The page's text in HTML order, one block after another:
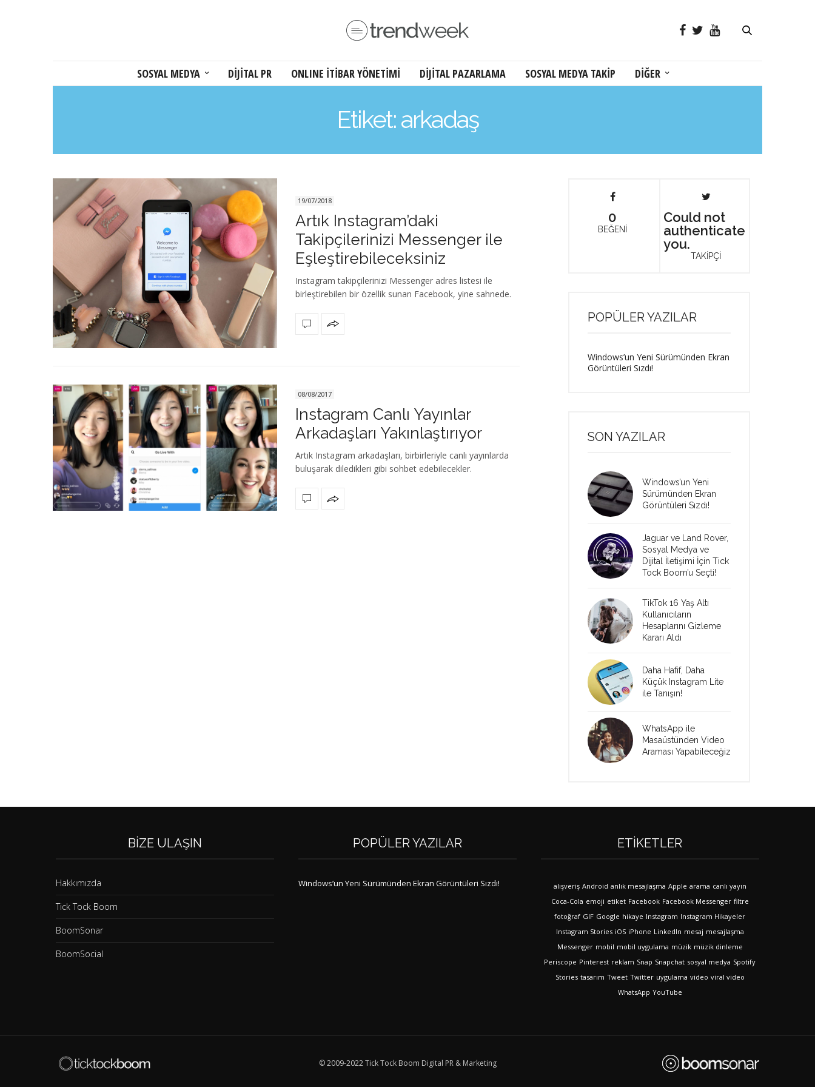
SOSYAL MEDYA DİJİTAL PR ONLINE İTİBAR YÖNETİMİ DİJİTAL PAZARLAMA SOSYAL MEDYA TAKİP DİĞER
Etiket: arkadaş
19/07/2018
Artık Instagram’daki
Takipçilerinizi Messenger ile
Eşleştirebileceksiniz
Instagram takipçilerinizi Messenger adres listesi ile
birleştirebilen bir özellik sunan Facebook, yine sahnede.
08/08/2017
Instagram Canlı Yayınlar
Arkadaşları Yakınlaştırıyor
Artık Instagram arkadaşları, birbirleriyle canlı yayınlarda
buluşarak diledikleri gibi sohbet edebilecekler.
0
BEĞENİ
Could not
authenticate
you.
TAKİPÇİ
POPÜLER YAZILAR
Windows’un Yeni Sürümünden Ekran
Görüntüleri Sızdı!
SON YAZILAR
Windows’un Yeni
Sürümünden Ekran
Görüntüleri Sızdı!
Jaguar ve Land Rover,
Sosyal Medya ve
Dijital İletişimi İçin Tick
Tock Boom’u Seçti!
TikTok 16 Yaş Altı
Kullanıcıların
Hesaplarını Gizleme
Kararı Aldı
Daha Hafif, Daha
Küçük Instagram Lite
ile Tanışın!
WhatsApp ile
Masaüstünden Video
Araması Yapabileceğiz
BIZE ULAŞIN
Hakkımızda
Tick Tock Boom
BoomSonar
BoomSocial
POPÜLER YAZILAR
Windows’un Yeni Sürümünden Ekran Görüntüleri Sızdı!
ETIKETLER
alışveriş Android anlık mesajlaşma Apple arama canlı yayın
Coca-Cola emoji etiket Facebook Facebook Messenger filtre
fotoğraf GIF Google hikaye Instagram Instagram Hikayeler
Instagram Stories iOS iPhone LinkedIn mesaj mesajlaşma
Messenger mobil mobil uygulama müzik müzik dinleme
Periscope Pinterest reklam Snap Snapchat sosyal medya Spotify
Stories tasarım Tweet Twitter uygulama video viral video
WhatsApp YouTube
© 2009-2022 Tick Tock Boom Digital PR & Marketing